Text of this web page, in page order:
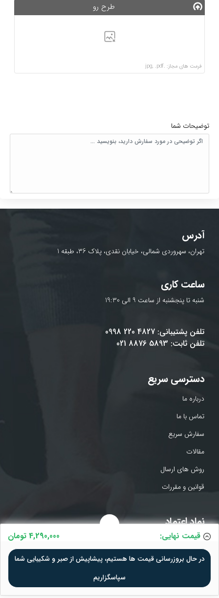
طرح رو
فرمت های مجاز: .jpg, .pdf
توضیحات شما
قیمت نهایی: 4,290,000 تومان
در حال بروزرسانی قیمت ها هستیم، پیشاپیش از صبر و شکیبایی شما
سپاسگزاریم
آدرس
تهران، سهروردی شمالی، خیابان نقدی، پلاک 36، طبقه 1
ساعت کاری
شنبه تا پنجشنبه از ساعت 9 الی 19:30
تلفن پشتیبانی: 4827 220 0998
تلفن ثابت: 5893 8876 021
دسترسی سریع
درباره ما
تماس با ما
سفارش سریع
مقالات
روش های ارسال
قوانین و مقررات
نماد اعتماد